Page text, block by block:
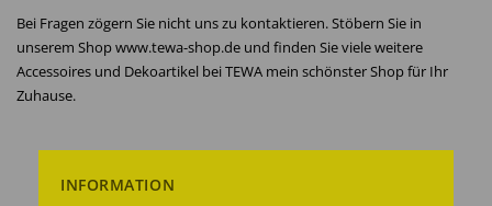
Bei Fragen zögern Sie nicht uns zu kontaktieren. Stöbern Sie in
unserem Shop www.tewa-shop.de und finden Sie viele weitere
Accessoires und Dekoartikel bei TEWA mein schönster Shop für Ihr
Zuhause.
INFORMATION